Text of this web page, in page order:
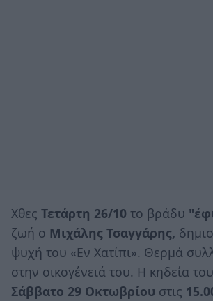
Χθες Τετάρτη 26/10 το βράδυ
ζωή ο Μιχάλης Τσαγγάρης,
ψυχή του «Εν Χατίπι». Θερμά
στην οικογένειά του. Η κηδεία
Σάββατο 29 Οκτωβρίου στις